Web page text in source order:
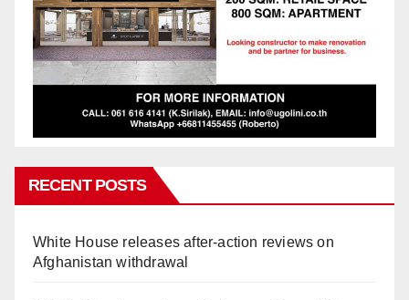
RECENT POSTS
White House releases after-action reviews on
Afghanistan withdrawal